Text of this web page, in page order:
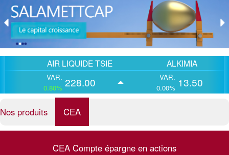
AIR LIQUIDE TSIE
VAR. 228.00
0.80%
ALKIMIA
VAR. 13.50
0.00%
Nos produits CEA
CEA Compte épargne en actions